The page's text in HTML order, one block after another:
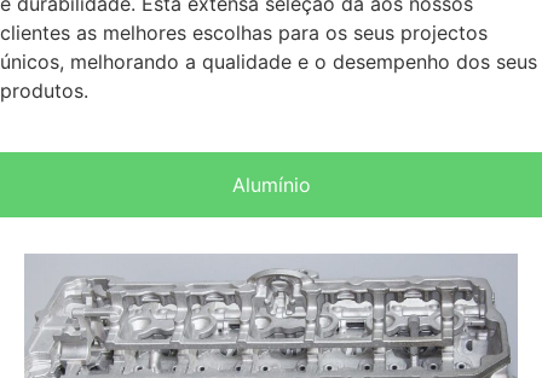
clientes as melhores escolhas para os seus projectos
únicos, melhorando a qualidade e o desempenho dos seus
produtos.
Alumínio